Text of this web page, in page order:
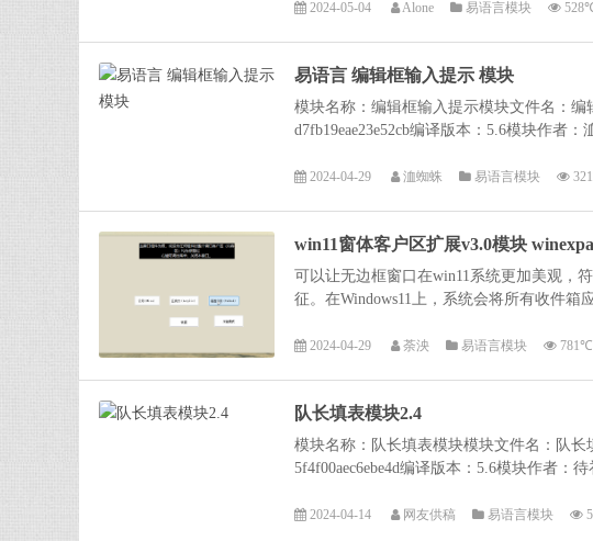
2024-05-04 Alone 易语言模块
易语言 编辑框输入提示 模块
模块名称：编辑框输入提示模块文件名：编
d7fb19eae23e52cb编译版本：5.6模块作者：
2024-04-29 洫蜘蛛 易语言模块
win11窗体客户区扩展v3.0模块
可以让无边框窗口在win11系统更加美观，
征。在Windows11上，系统会将所有收件
2024-04-29 荼泱 易语言模块 781℃
队长填表模块2.4
模块名称：队长填表模块模块文件名：队长
5f4f00aec6ebe4d编译版本：5.6模块作者：
2024-04-14 网友供稿 易语言模块